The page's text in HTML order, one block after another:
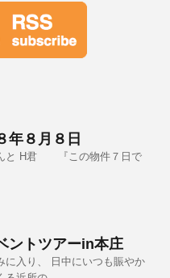
年８月８日
と H君 『この物件７日で
ントツアーin本庄
に入り、 日中にいつも賑やか